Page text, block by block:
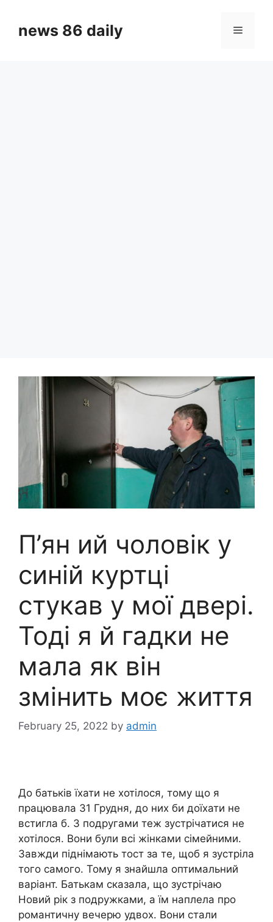
contentnews 86 daily Menu
П’ян ий чоловік у
синій куртці
стукав у мої двері.
Тоді я й гадки не
мала як він
змінить моє життя
February 25, 2022 by admin
До батьків їхати не хотілося, тому що я
працювала 31 Грудня, до них би доїхати не
встигла б. З подругами теж зустрічатися не
хотілося. Вони були всі жінками сімейними.
Завжди піднімають тост за те, щоб я зустріла
того самого. Тому я знайшла оптимальний
варіант. Батькам сказала, що зустрічаю
Новий рік з подружками, а їм наплела про
романтичну вечерю удвох. Вони стали